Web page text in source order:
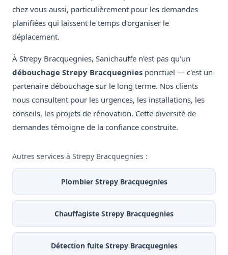
chez vous aussi, particulièrement pour les demandes
planifiées qui laissent le temps d'organiser le
déplacement.
À Strepy Bracquegnies, Sanichauffe n'est pas qu'un
débouchage Strepy Bracquegnies ponctuel — c'est un
partenaire débouchage sur le long terme. Nos clients
nous consultent pour les urgences, les installations, les
conseils, les projets de rénovation. Cette diversité de
demandes témoigne de la confiance construite.
Autres services à Strepy Bracquegnies :
Plombier Strepy Bracquegnies
Chauffagiste Strepy Bracquegnies
Détection fuite Strepy Bracquegnies